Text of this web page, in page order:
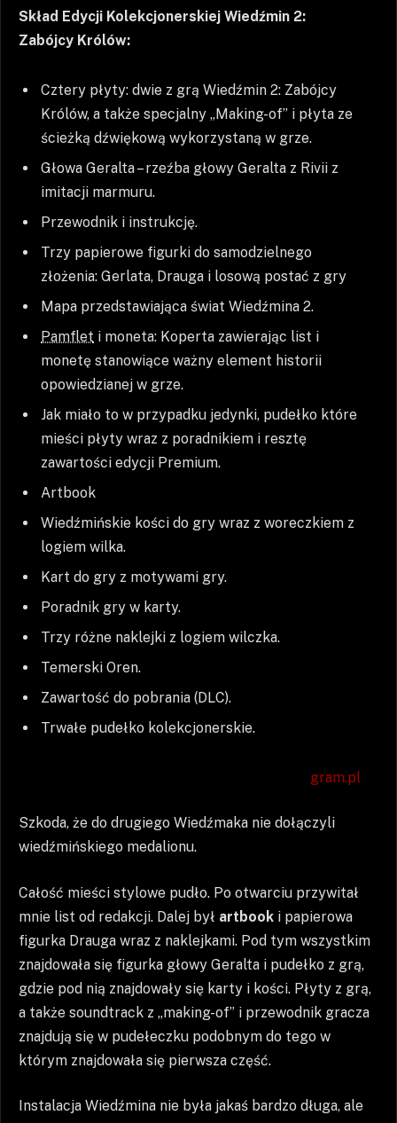
Skład Edycji Kolekcjonerskiej Wiedźmin 2:
Zabójcy Królów:
Cztery płyty: dwie z grą Wiedźmin 2: Zabójcy
Królów, a także specjalny „Making-of” i płyta ze
ścieżką dźwiękową wykorzystaną w grze.
Głowa Geralta – rzeźba głowy Geralta z Rivii z
imitacji marmuru.
Przewodnik i instrukcję.
Trzy papierowe figurki do samodzielnego
złożenia: Gerlata, Drauga i losową postać z gry
Mapa przedstawiająca świat Wiedźmina 2.
Pamflet i moneta: Koperta zawierając list i
monetę stanowiące ważny element historii
opowiedzianej w grze.
Jak miało to w przypadku jedynki, pudełko które
mieści płyty wraz z poradnikiem i resztę
zawartości edycji Premium.
Artbook
Wiedźmińskie kości do gry wraz z woreczkiem z
logiem wilka.
Kart do gry z motywami gry.
Poradnik gry w karty.
Trzy różne naklejki z logiem wilczka.
Temerski Oren.
Zawartość do pobrania (DLC).
Trwałe pudełko kolekcjonerskie.
gram.pl
Szkoda, że do drugiego Wiedźmaka nie dołączyli
wiedźmińskiego medalionu.
Całość mieści stylowe pudło. Po otwarciu przywitał
mnie list od redakcji. Dalej był artbook i papierowa
figurka Drauga wraz z naklejkami. Pod tym wszystkim
znajdowała się figurka głowy Geralta i pudełko z grą,
gdzie pod nią znajdowały się karty i kości. Płyty z grą,
a także soundtrack z „making-of” i przewodnik gracza
znajdują się w pudełeczku podobnym do tego w
którym znajdowała się pierwsza część.
Instalacja Wiedźmina nie była jakaś bardzo długa, ale